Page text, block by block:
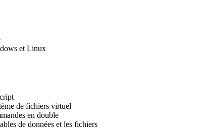
et Linux
de fichiers virtuel
en double
de données et les fichiers